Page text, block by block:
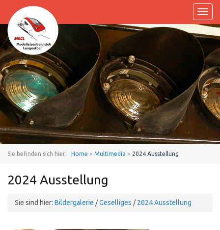
Sie befinden sich hier: Home > Multimedia > 2024 Ausstellung
2024 Ausstellung
Sie sind hier: Bildergalerie /Geselliges /2024 Ausstellung